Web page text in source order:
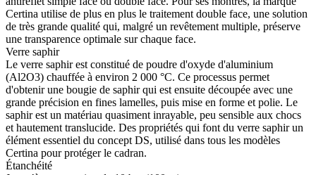
Certina utilise de plus en plus le traitement double face, une solution
de très grande qualité qui, malgré un revêtement multiple, préserve
une transparence optimale sur chaque face.
Verre saphir
Le verre saphir est constitué de poudre d'oxyde d'aluminium
(Al2O3) chauffée à environ 2 000 °C. Ce processus permet
d'obtenir une bougie de saphir qui est ensuite découpée avec une
grande précision en fines lamelles, puis mise en forme et polie. Le
saphir est un matériau quasiment inrayable, peu sensible aux chocs
et hautement translucide. Des propriétés qui font du verre saphir un
élément essentiel du concept DS, utilisé dans tous les modèles
Certina pour protéger le cadran.
Étanchéité